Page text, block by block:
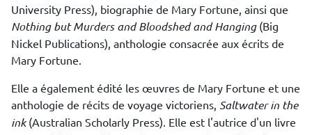
University Press), biographie de Mary Fortune, ainsi que
Nothing but Murders and Bloodshed and Hanging (Big
Nickel Publications), anthologie consacrée aux écrits de
Mary Fortune.
Elle a également édité les œuvres de Mary Fortune et une
anthologie de récits de voyage victoriens, Saltwater in the
ink(Australian Scholarly Press). Elle est l'autrice d'un livre